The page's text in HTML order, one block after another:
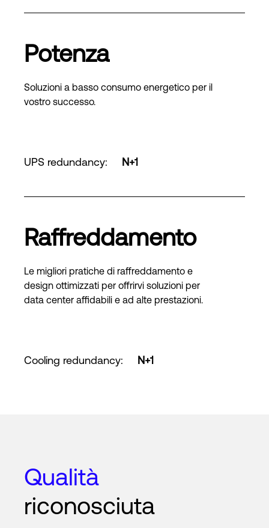
Potenza
Soluzioni a basso consumo energetico per il
vostro successo.
UPS redundancy: N+1
Raffreddamento
Le migliori pratiche di raffreddamento e
design ottimizzati per offrirvi soluzioni per
data center affidabili e ad alte prestazioni.
Cooling redundancy: N+1
Qualità
riconosciuta